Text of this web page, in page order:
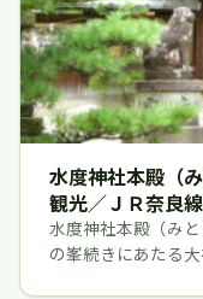
水度神社本殿（
観光／ＪＲ奈良線
水度神社本殿（み
の峯続きにあたる